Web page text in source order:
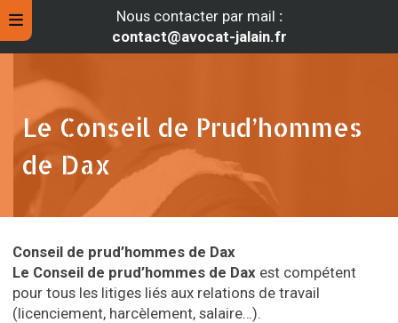
Nous contacter par mail :
contact@avocat-jalain.fr
Le Conseil de Prud’hommes
de Dax
Conseil de prud’hommes de Dax
Le Conseil de prud’hommes de Dax est compétent
pour tous les litiges liés aux relations de travail
(licenciement, harcèlement, salaire…).